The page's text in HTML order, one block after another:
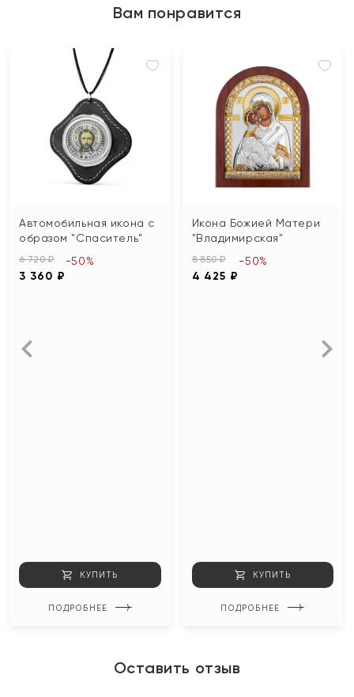
Вам понравится
Автомобильная икона с
образом "Спаситель"
6 720 ₽
3 360 ₽
-50%
КУПИТЬ
ПОДРОБНЕЕ
Икона Божией Матери
"Владимирская"
8 850 ₽
4 425 ₽
-50%
КУПИТЬ
ПОДРОБНЕЕ
Оставить отзыв